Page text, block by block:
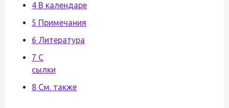
4 В календаре
5 Примечания
6 Литература
7 С
сылки
8 См. также